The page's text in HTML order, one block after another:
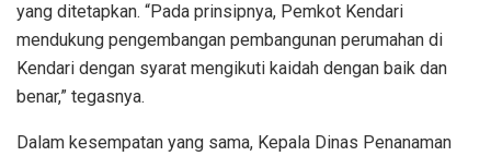
yang ditetapkan. “Pada prinsipnya, Pemkot Kendari
mendukung pengembangan pembangunan perumahan di
Kendari dengan syarat mengikuti kaidah dengan baik dan
benar,” tegasnya.
Dalam kesempatan yang sama, Kepala Dinas Penanaman